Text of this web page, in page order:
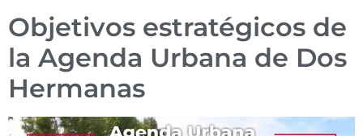
Objetivos estratégicos de
la Agenda Urbana de Dos
Hermanas